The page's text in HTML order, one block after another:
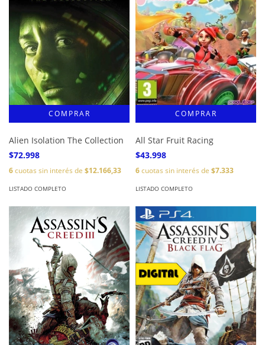
Alien Isolation The Collection
$72.998
6cuotas sin interés de $12.166,33
LISTADO COMPLETO
All Star Fruit Racing
$43.998
6cuotas sin interés de $7.333
LISTADO COMPLETO